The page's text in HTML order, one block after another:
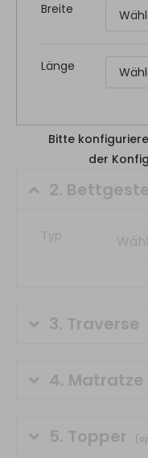
Breite
Länge
2.
Typ
3. Traverse
4. Matratze
5. Topper
Bitte
der